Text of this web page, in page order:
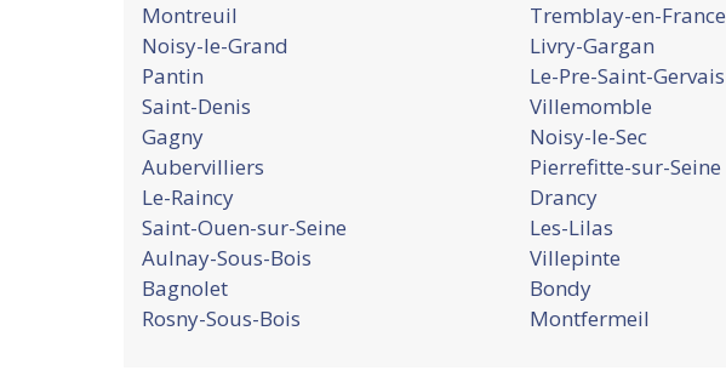
Montreuil
Noisy-le-Grand
Pantin
Saint-Denis
Gagny
Aubervilliers
Le-Raincy
Saint-Ouen-sur-Seine
Aulnay-Sous-Bois
Bagnolet
Rosny-Sous-Bois
Tremblay-en-France
Livry-Gargan
Le-Pre-Saint-Gervais
Villemomble
Noisy-le-Sec
Pierrefitte-sur-Seine
Drancy
Les-Lilas
Villepinte
Bondy
Montfermeil